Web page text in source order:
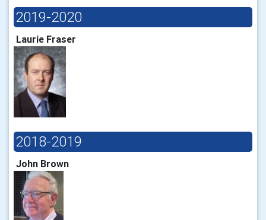
2019-2020
Laurie Fraser
2018-2019
John Brown